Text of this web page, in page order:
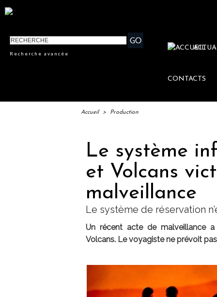
Recherche avancée
CONTACTS
Accueil > Production
Le système
et Volcans
malveillance
Le système de réservation
Un récent acte de malveillance
Volcans. Le voyagiste ne prévoit